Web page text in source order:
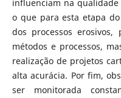
influenciam na
o que para esta etapa
dos processos
métodos e processos,
realização de projetos
alta acurácia. Por fim,
ser monitorada